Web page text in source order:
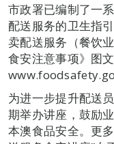
市政署已编制了一
配送服务的卫生指
卖配送服务（餐饮
食安注意事项》图
为进一步提升配送
期举办讲座，鼓励
本澳食品安全。更